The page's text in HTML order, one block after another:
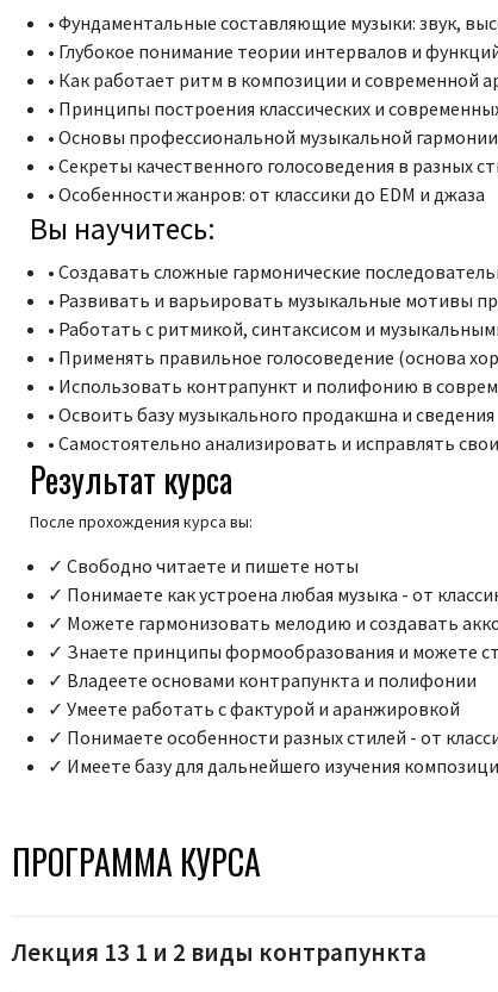
• Фундаментальные составляющие музыки: звук,
• Глубокое понимание теории интервалов и
• Как работает ритм в композиции и современной
• Принципы построения классических и
• Основы профессиональной музыкальной гармонии
• Секреты качественного голосоведения в разных
• Особенности жанров: от классики до EDM и джаза
Вы научитесь:
• Создавать сложные гармонические
• Развивать и варьировать музыкальные мотивы
• Работать с ритмикой, синтаксисом и
• Применять правильное голосоведение (основа
• Использовать контрапункт и полифонию в
• Освоить базу музыкального продакшна и сведения
• Самостоятельно анализировать и исправлять
Результат курса
После прохождения курса вы:
✓ Свободно читаете и пишете ноты
✓ Понимаете как устроена любая музыка - от
✓ Можете гармонизовать мелодию и создавать
✓ Знаете принципы формообразования и можете
✓ Владеете основами контрапункта и полифонии
✓ Умеете работать с фактурой и аранжировкой
✓ Понимаете особенности разных стилей - от
✓ Имеете базу для дальнейшего изучения
ПРОГРАММА КУРСА
Лекция 13 1 и 2 виды контрапункта